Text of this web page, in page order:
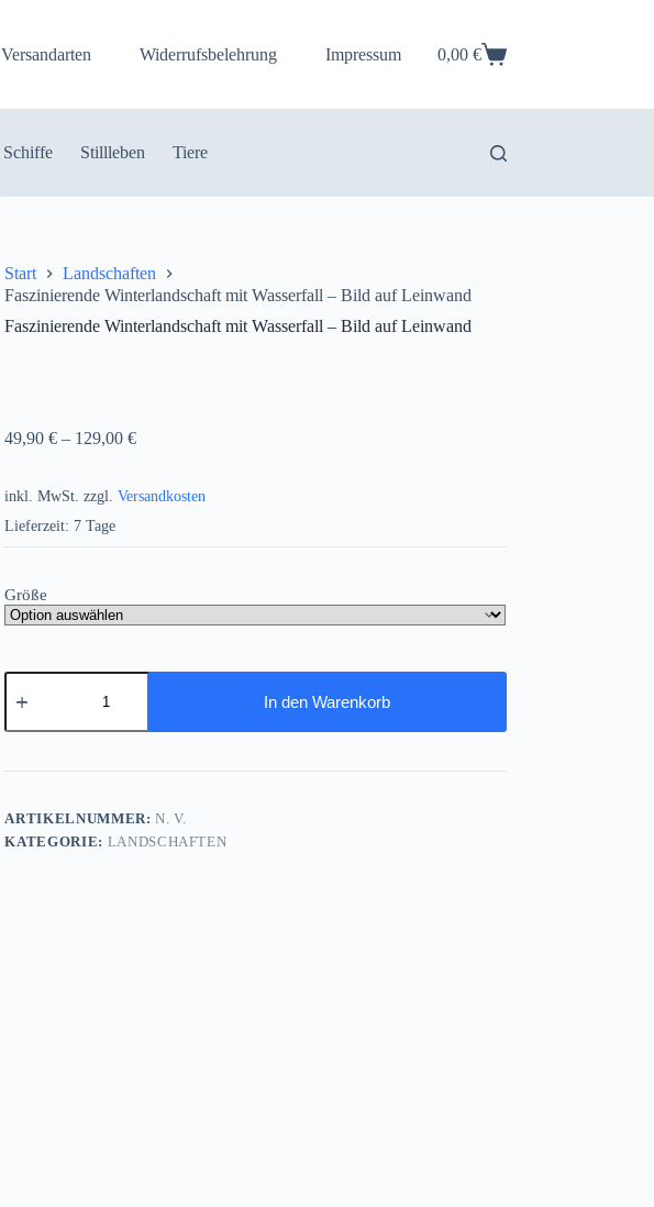
Versandarten Widerrufsbelehrung Impressum Warenkorb
0,00 €
Schiffe Stillleben Tiere
Start
Landschaften
Faszinierende Winterlandschaft mit Wasserfall – Bild auf Leinwand
Faszinierende Winterlandschaft mit Wasserfall – Bild auf Leinwand
49,90€ – 129,00€
inkl. MwSt. zzgl.Versandkosten
Lieferzeit: 7 Tage
Größe
Faszinierende
Winterlandschaft
Wasserfall
Bild
Leinwand
Menge
In den Warenkorb
ARTIKELNUMMER:N. V.
KATEGORIE: LANDSCHAFTEN